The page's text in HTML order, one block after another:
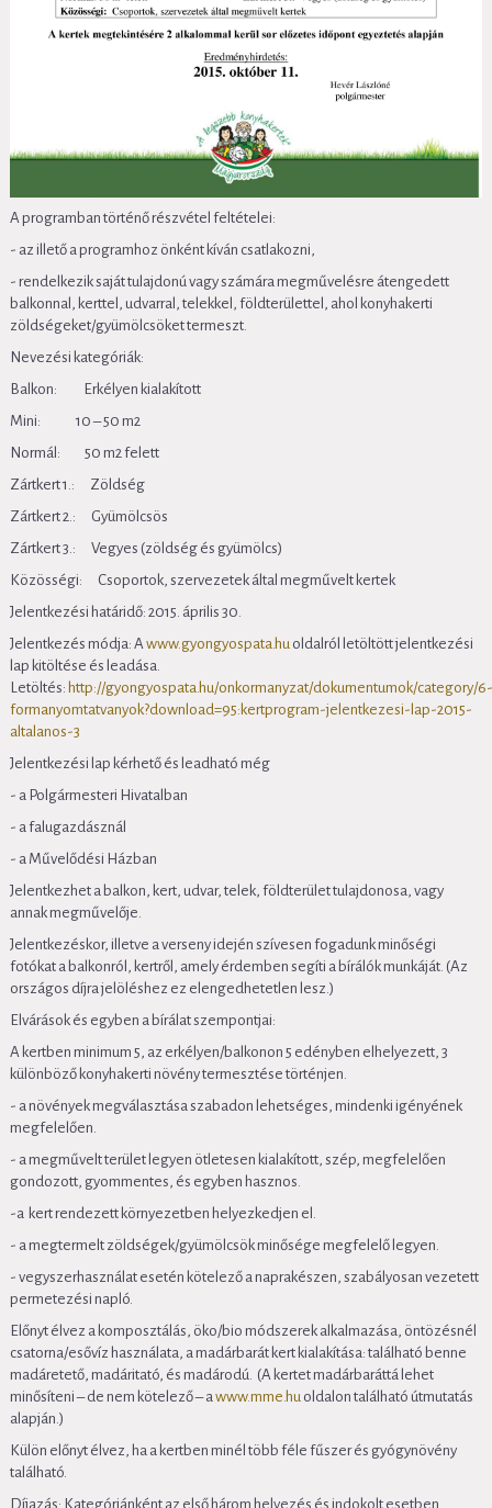
A programban történő részvétel feltételei:
- az illető a programhoz önként kíván csatlakozni,
- rendelkezik saját tulajdonú vagy számára megművelésre átengedett
balkonnal, kerttel, udvarral, telekkel, földterülettel, ahol konyhakerti
zöldségeket/gyümölcsöket termeszt.
Nevezési kategóriák:
Balkon: Erkélyen kialakított
Mini: 10 – 50 m2
Normál: 50 m2 felett
Zártkert 1.: Zöldség
Zártkert 2.: Gyümölcsös
Zártkert 3.: Vegyes (zöldség és gyümölcs)
Közösségi: Csoportok, szervezetek által megművelt kertek
Jelentkezési határidő: 2015. április 30.
Jelentkezés módja: Awww.gyongyospata.huoldalról letöltött jelentkezési
lap kitöltése és leadása.
Letöltés: http://gyongyospata.hu/onkormanyzat/dokumentumok/category/6-
formanyomtatvanyok?download=95:kertprogram-jelentkezesi-lap-2015-
altalanos-3
Jelentkezési lap kérhető és leadható még
- a Polgármesteri Hivatalban
- a falugazdásznál
- a Művelődési Házban
Jelentkezhet a balkon, kert, udvar, telek, földterület tulajdonosa, vagy
annak megművelője.
Jelentkezéskor, illetve a verseny idején szívesen fogadunk minőségi
fotókat a balkonról, kertről, amely érdemben segíti a bírálók munkáját. (Az
országos díjra jelöléshez ez elengedhetetlen lesz.)
Elvárások és egyben a bírálat szempontjai:
A kertben minimum 5, az erkélyen/balkonon 5 edényben elhelyezett, 3
különböző konyhakerti növény termesztése történjen.
- a növények megválasztása szabadon lehetséges, mindenki igényének
megfelelően.
- a megművelt terület legyen ötletesen kialakított, szép, megfelelően
gondozott, gyommentes, és egyben hasznos.
-a kert rendezett környezetben helyezkedjen el.
- a megtermelt zöldségek/gyümölcsök minősége megfelelő legyen.
- vegyszerhasználat esetén kötelező a naprakészen, szabályosan vezetett
permetezési napló.
Előnyt élvez a komposztálás, öko/bio módszerek alkalmazása, öntözésnél
csatorna/esővíz használata, a madárbarát kert kialakítása: található benne
madáretető, madáritató, és madárodú. (A kertet madárbaráttá lehet
minősíteni – de nem kötelező – awww.mme.huoldalon található útmutatás
alapján.)
Külön előnyt élvez, ha a kertben minél több féle fűszer és gyógynövény
található.
Díjazás: Kategóriánként az első három helyezés és indokolt esetben